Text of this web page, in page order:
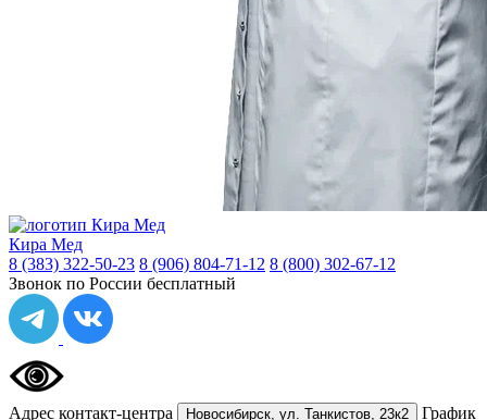
Кира Мед
8 (383) 322-50-23 8 (906) 804-71-12 8 (800) 302-67-12
Звонок по России бесплатный
Адрес контакт-центра Новосибирск, ул. Танкистов, 23к2 График